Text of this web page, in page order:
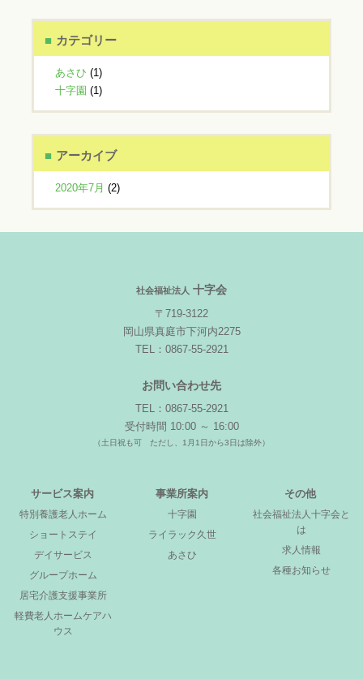
カテゴリー
あさひ (1)
十字園 (1)
アーカイブ
2020年7月 (2)
社会福祉法人 十字会
〒719-3122
岡山県真庭市下河内2275
TEL：0867-55-2921
お問い合わせ先
TEL：0867-55-2921
受付時間 10:00 ～ 16:00
（土日祝も可 ただし、1月1日から3日は除外）
サービス案内
特別養護老人ホーム
ショートステイ
デイサービス
グループホーム
居宅介護支援事業所
軽費老人ホームケアハ
ウス
事業所案内
十字園
ライラック久世
あさひ
その他
社会福祉法人十字会と
は
求人情報
各種お知らせ